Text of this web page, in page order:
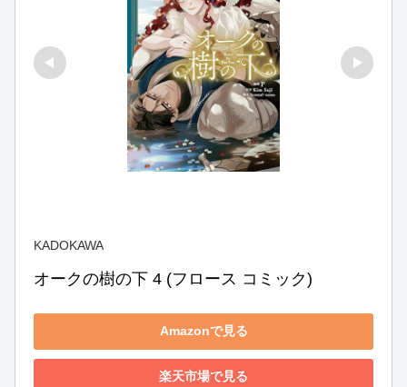
KADOKAWA
オークの樹の下 4 (フロース コミック)
Amazonで見る
楽天市場で見る